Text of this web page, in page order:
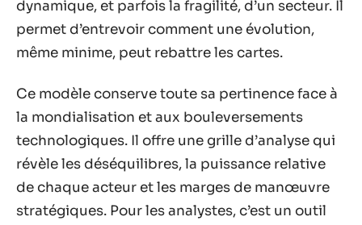
dynamique, et parfois la fragilité, d’un secteur. Il
permet d’entrevoir comment une évolution,
même minime, peut rebattre les cartes.
Ce modèle conserve toute sa pertinence face à
la mondialisation et aux bouleversements
technologiques. Il offre une grille d’analyse qui
révèle les déséquilibres, la puissance relative
de chaque acteur et les marges de manœuvre
stratégiques. Pour les analystes, c’est un outil